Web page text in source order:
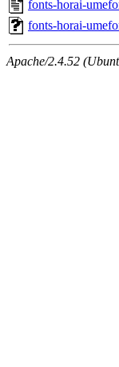
fonts-horai-
fonts-horai-
Apache/2.4.52